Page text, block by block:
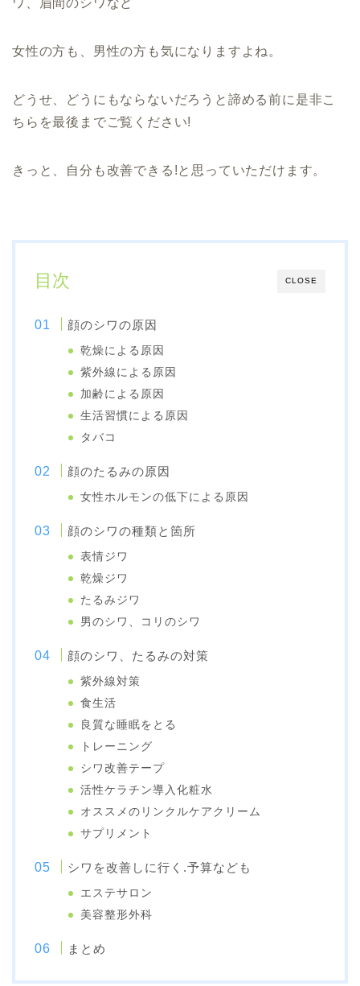
ワ、眉間のシワなど
女性の方も、男性の方も気になりますよね。
どうせ、どうにもならないだろうと諦める前に是非こ
ちらを最後までご覧ください!
きっと、自分も改善できる!と思っていただけます。
CLOSE
目次
顔のシワの原因
乾燥による原因
紫外線による原因
加齢による原因
生活習慣による原因
タバコ
顔のたるみの原因
女性ホルモンの低下による原因
顔のシワの種類と箇所
表情ジワ
乾燥ジワ
たるみジワ
男のシワ、コリのシワ
顔のシワ、たるみの対策
紫外線対策
食生活
良質な睡眠をとる
トレーニング
シワ改善テープ
活性ケラチン導入化粧水
オススメのリンクルケアクリーム
サプリメント
シワを改善しに行く.予算なども
エステサロン
美容整形外科
まとめ